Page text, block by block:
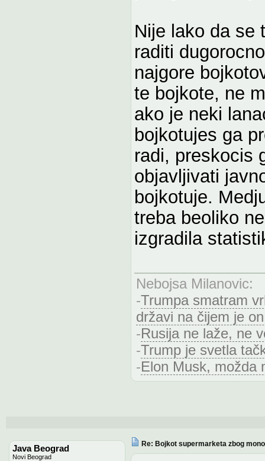
Nije lako da se
raditi
najgore
te bojkote, ne
ako je neki
bojkotujes ga
radi, preskocis
objavljivati
bojkotuje.
treba beoliko
izgradila
Nebojsa Milanovic:
-Trumpa smatram
državi na čijem je
-Rusija ne laže, ne
-Trump je svetla
-Elon Musk, možda
Java Beograd
Novi Beograd
Re: Bojkot supermarketa zbog